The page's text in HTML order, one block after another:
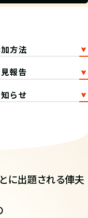
方法
報告
らせ
に出題される俥夫